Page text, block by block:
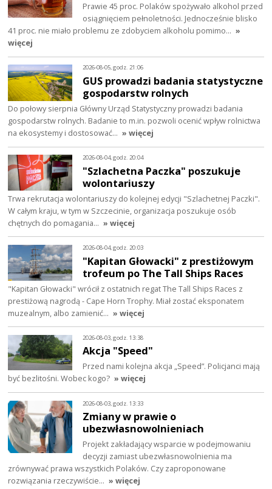
Prawie 45 proc. Polaków spożywało alkohol przed
osiągnięciem pełnoletności. Jednocześnie blisko
41 proc. nie miało problemu ze zdobyciem alkoholu pomimo… »
więcej
2026-08-05, godz. 21:06
GUS prowadzi badania statystyczne
gospodarstw rolnych
Do połowy sierpnia Główny Urząd Statystyczny prowadzi badania
gospodarstw rolnych. Badanie to m.in. pozwoli ocenić wpływ rolnictwa
na ekosystemy i dostosować… » więcej
2026-08-04, godz. 20:04
"Szlachetna Paczka" poszukuje
wolontariuszy
Trwa rekrutacja wolontariuszy do kolejnej edycji "Szlachetnej Paczki".
W całym kraju, w tym w Szczecinie, organizacja poszukuje osób
chętnych do pomagania… » więcej
2026-08-04, godz. 20:03
"Kapitan Głowacki" z prestiżowym
trofeum po The Tall Ships Races
"Kapitan Głowacki" wrócił z ostatnich regat The Tall Ships Races z
prestiżową nagrodą - Cape Horn Trophy. Miał zostać eksponatem
muzealnym, albo zamienić… » więcej
2026-08-03, godz. 13:38
Akcja "Speed"
Przed nami kolejna akcja „Speed”. Policjanci mają
być bezlitośni. Wobec kogo? » więcej
2026-08-03, godz. 13:33
Zmiany w prawie o
ubezwłasnowolnieniach
Projekt zakładający wsparcie w podejmowaniu
decyzji zamiast ubezwłasnowolnienia ma
zrównywać prawa wszystkich Polaków. Czy zaproponowane
rozwiązania rzeczywiście… » więcej